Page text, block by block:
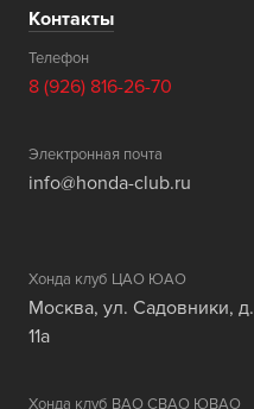
Контакты
Телефон
8 (926) 816-26-70
Электронная почта
info@honda-club.ru
Хонда клуб ЦАО ЮАО
Москва, ул. Садовники, д.
11а
Хонда клуб ВАО СВАО ЮВАО